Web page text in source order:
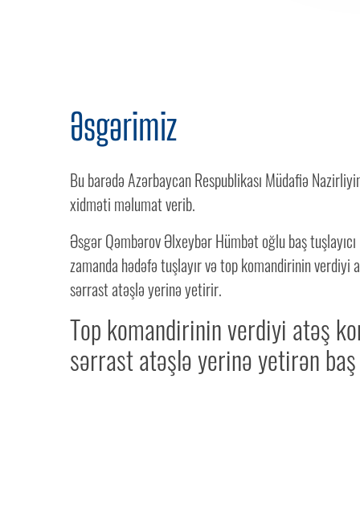
Əsgərimiz
Top komandirinin verdiyi atəş
sərrast atəşlə yerinə yetirən baş
Əsgər Qəmbərov Əlxeybər Hümbət oğlu baş
zamanda hədəfə tuşlayır və top komandirinin verdiyi
sərrast atəşlə yerinə yetirir.
Bu barədə Azərbaycan Respublikası Müdafiə
xidməti məlumat verib.